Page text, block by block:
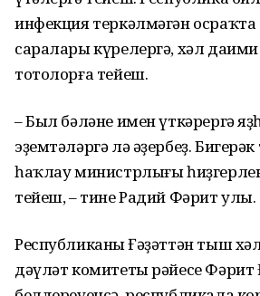
инфекция теркәлмәгән осраҡта
саралары күрелергә, хәл
тотолорға тейеш.
– Был бәләне имен үткәрергә
эҙемтәләргә лә әҙербеҙ.
һаҡлау министрлығы
тейеш, – тине Радий Фәрит улы.
Республиканың Ғәҙәттән тыш
дәүләт комитеты рәйесе Фәрит